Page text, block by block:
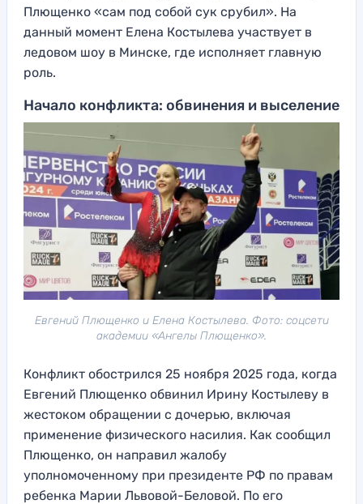
Плющенко «сам под собой сук срубил». На
данный момент Елена Костылева участвует в
ледовом шоу в Минске, где исполняет главную
роль.
Начало конфликта: обвинения и выселение
Евгений Плющенко и Елена Костылева. Фото: соцсети
академии «Ангелы Плющенко».
Конфликт обострился 25 ноября 2025 года, когда
Евгений Плющенко обвинил Ирину Костылеву в
жестоком обращении с дочерью, включая
применение физического насилия. Как сообщил
Плющенко, он направил жалобу
уполномоченному при президенте РФ по правам
ребенка Марии Львовой-Беловой. По его